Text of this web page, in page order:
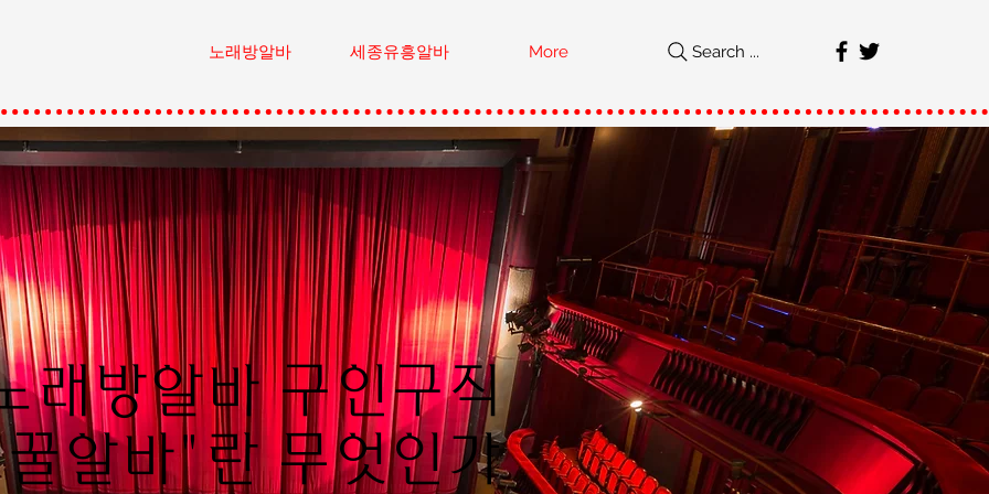
노래방알바 세종유흥알바 More Search ...
래방알바 구인구직
알바"란 무엇인가